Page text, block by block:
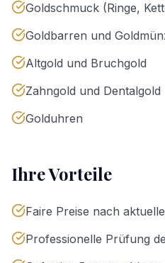
Goldschmuck (Ringe,
Goldbarren und
Altgold und Bruchgold
Zahngold und Dentalgold
Golduhren
Ihre Vorteile
Faire Preise nach
Professionelle Prüfung